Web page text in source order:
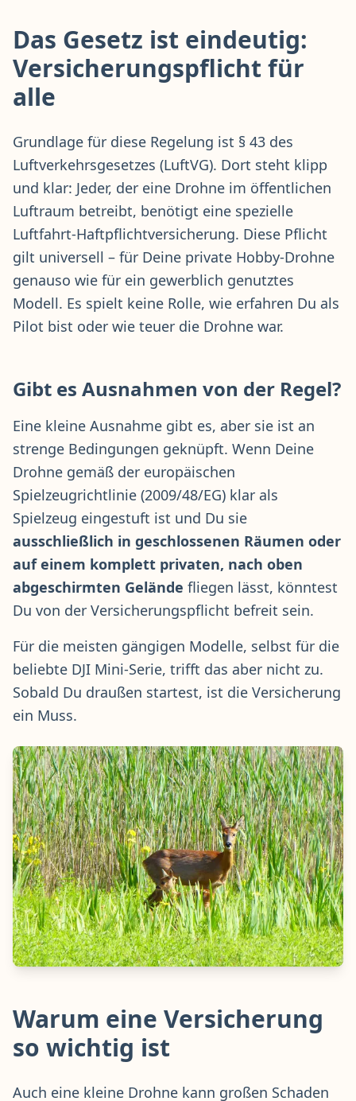
Das Gesetz ist eindeutig:
Versicherungspflicht für
alle
Grundlage für diese Regelung ist § 43 des
Luftverkehrsgesetzes (LuftVG). Dort steht klipp
und klar: Jeder, der eine Drohne im öffentlichen
Luftraum betreibt, benötigt eine spezielle
Luftfahrt-Haftpflichtversicherung. Diese Pflicht
gilt universell – für Deine private Hobby-Drohne
genauso wie für ein gewerblich genutztes
Modell. Es spielt keine Rolle, wie erfahren Du als
Pilot bist oder wie teuer die Drohne war.
Gibt es Ausnahmen von der Regel?
Eine kleine Ausnahme gibt es, aber sie ist an
strenge Bedingungen geknüpft. Wenn Deine
Drohne gemäß der europäischen
Spielzeugrichtlinie (2009/48/EG) klar als
Spielzeug eingestuft ist und Du sie
ausschließlich in geschlossenen Räumen oder
auf einem komplett privaten, nach oben
abgeschirmten Gelände fliegen lässt, könntest
Du von der Versicherungspflicht befreit sein.
Für die meisten gängigen Modelle, selbst für die
beliebte DJI Mini-Serie, trifft das aber nicht zu.
Sobald Du draußen startest, ist die Versicherung
ein Muss.
Warum eine Versicherung
so wichtig ist
Auch eine kleine Drohne kann großen Schaden